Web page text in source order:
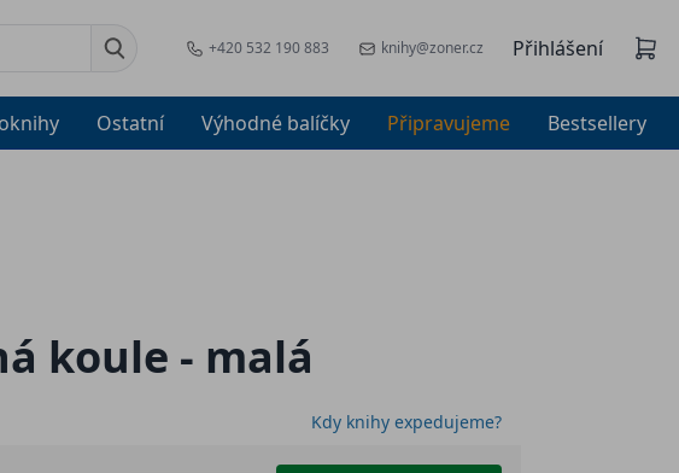
+420 532 190 883 knihy@zoner.cz Přihlášení
Ostatní Výhodné balíčky Připravujeme Bestsellery
koule - malá
Kdy knihy expedujeme?